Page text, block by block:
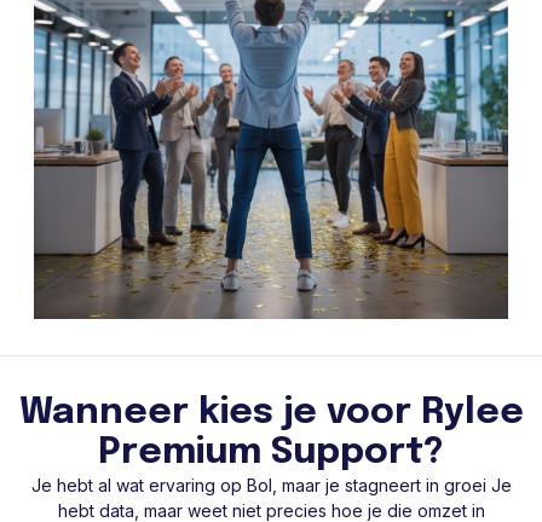
Wanneer kies je voor Rylee
Premium Support?
Je hebt al wat ervaring op Bol, maar je stagneert in groei Je
hebt data, maar weet niet precies hoe je die omzet in